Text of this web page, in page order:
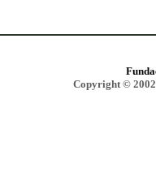
Copyright ©